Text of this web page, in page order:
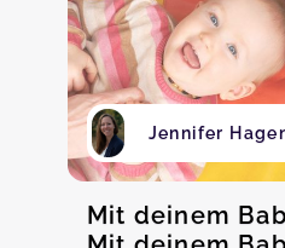
Jennifer
Mit deinem